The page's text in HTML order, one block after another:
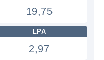
19,75
LPA
2,97